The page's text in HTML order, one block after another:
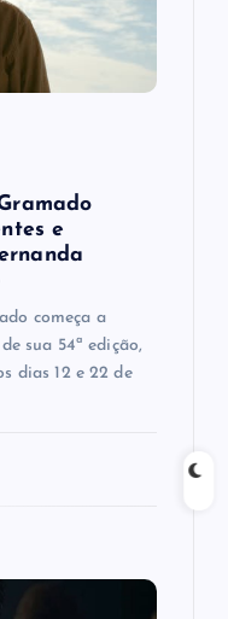
e
começa a
sua 54ª edição,
dias 12 e 22 de